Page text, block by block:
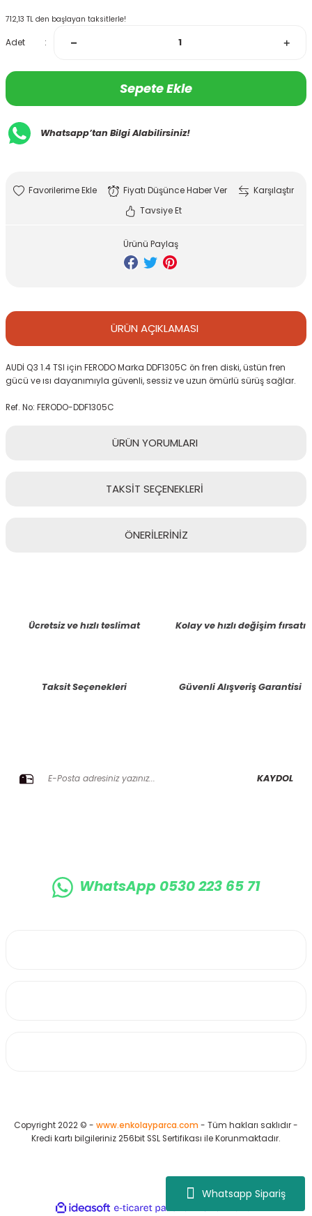
Whatsapp Sipariş
712,13 TL den başlayan taksitlerle!
Adet
Sepete Ekle
Whatsapp’tan Bilgi Alabilirsiniz!
Fiyatı Düşünce Haber Ver
Karşılaştır
Tavsiye Et
Ürünü Paylaş
ÜRÜN AÇIKLAMASI
AUDİ Q3 1.4 TSI için FERODO Marka DDF1305C ön fren diski, üstün fren
gücü ve ısı dayanımıyla güvenli, sessiz ve uzun ömürlü sürüş sağlar.
Ref. No: FERODO-DDF1305C
ÜRÜN YORUMLARI
TAKSİT SEÇENEKLERİ
ÖNERİLERİNİZ
Ürün bilgilerinde hatalar bulunuyor.
Ücretsiz ve hızlı teslimat Kolay ve hızlı değişim fırsatı
Taksit Seçenekleri Güvenli Alışveriş Garantisi
KAYDOL
WhatsApp 0530 223 65 71
Copyright 2022 © - www.enkolayparca.com - Tüm hakları saklıdır -
Kredi kartı bilgileriniz 256bit SSL Sertifikası ile Korunmaktadır.
ideasoft